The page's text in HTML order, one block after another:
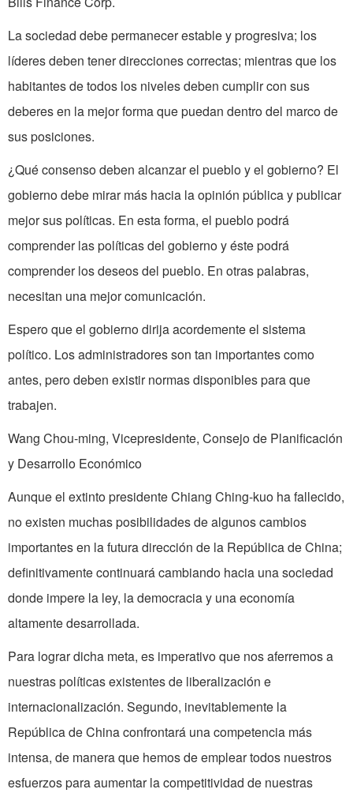
La sociedad debe permanecer estable y progresiva; los
líderes deben tener direcciones correctas; mientras que los
habitantes de todos los niveles deben cumplir con sus
deberes en la mejor forma que puedan dentro del marco de
sus posiciones.
¿Qué consenso deben alcanzar el pueblo y el gobierno? El
gobierno debe mirar más hacia la opinión pública y publicar
mejor sus políticas. En esta forma, el pueblo podrá
comprender las políticas del gobierno y éste podrá
comprender los deseos del pueblo. En otras palabras,
necesitan una mejor comunicación.
Espero que el gobierno dirija acordemente el sistema
político. Los administradores son tan importantes como
antes, pero deben existir normas disponibles para que
trabajen.
Wang Chou-ming, Vicepresidente, Consejo de Planificación
y Desarrollo Económico
Aunque el extinto presidente Chiang Ching-kuo ha fallecido,
no existen muchas posibilidades de algunos cambios
importantes en la futura dirección de la República de China;
definitivamente continuará cambiando hacia una sociedad
donde impere la ley, la democracia y una economía
altamente desarrollada.
Para lograr dicha meta, es imperativo que nos aferremos a
nuestras políticas existentes de liberalización e
internacionalización. Segundo, inevitablemente la
República de China confrontará una competencia más
intensa, de manera que hemos de emplear todos nuestros
esfuerzos para aumentar la competitividad de nuestras